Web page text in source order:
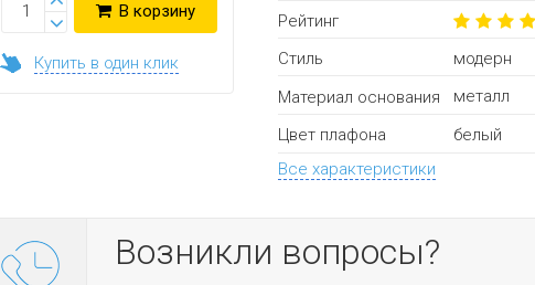
В корзину
Купить в один клик
Рейтинг
Стиль
модерн
Материал основания
металл
Цвет плафона
белый
Все характеристики
Возникли вопросы?